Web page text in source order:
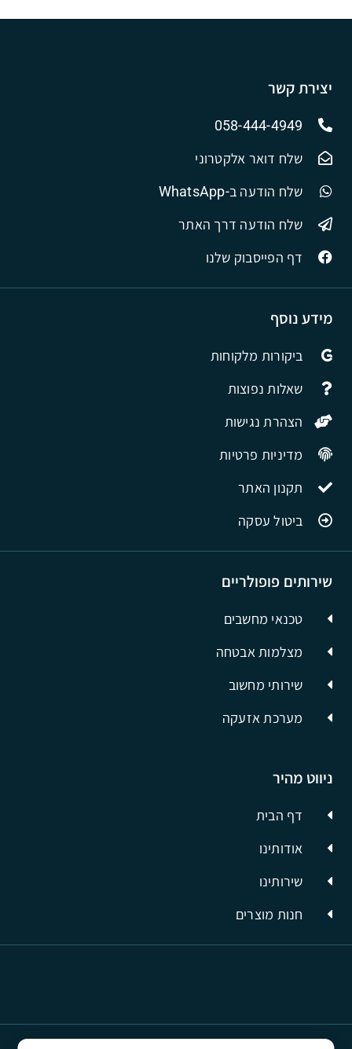
ניווט מהיר
דף הבית
אודותינו
שירותינו
חנות מוצרים
שירותים פופולריים
טכנאי מחשבים
מצלמות אבטחה
שירותי מחשוב
מערכת אזעקה
מידע נוסף
ביקורות מלקוחות
שאלות נפוצות
הצהרת נגישות
מדיניות פרטיות
תקנון האתר
ביטול עסקה
יצירת קשר
058-444-4949
שלח דואר אלקטרוני
שלח הודעה ב-WhatsApp
שלח הודעה דרך האתר
דף הפייסבוק שלנו